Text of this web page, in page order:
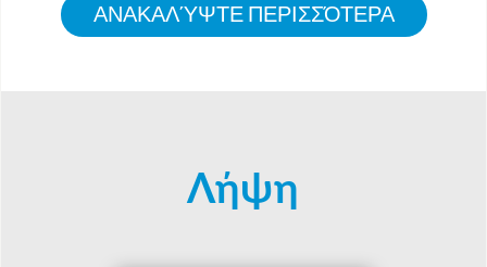
ΑΝΑΚΑΛΎΨΤΕ ΠΕΡΙΣΣΌΤΕΡΑ
Λήψη